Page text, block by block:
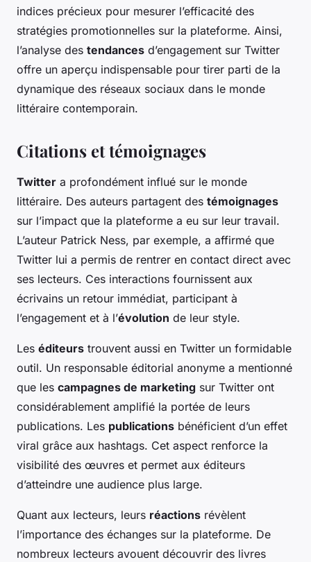
indices précieux pour mesurer l’efficacité des
stratégies promotionnelles sur la plateforme. Ainsi,
l’analyse des tendances d’engagement sur Twitter
offre un aperçu indispensable pour tirer parti de la
dynamique des réseaux sociaux dans le monde
littéraire contemporain.
Citations et témoignages
Twitter a profondément influé sur le monde
littéraire. Des auteurs partagent des témoignages
sur l’impact que la plateforme a eu sur leur travail.
L’auteur Patrick Ness, par exemple, a affirmé que
Twitter lui a permis de rentrer en contact direct avec
ses lecteurs. Ces interactions fournissent aux
écrivains un retour immédiat, participant à
l’engagement et à l’évolution de leur style.
Les éditeurs trouvent aussi en Twitter un formidable
outil. Un responsable éditorial anonyme a mentionné
que les campagnes de marketing sur Twitter ont
considérablement amplifié la portée de leurs
publications. Les publications bénéficient d’un effet
viral grâce aux hashtags. Cet aspect renforce la
visibilité des œuvres et permet aux éditeurs
d’atteindre une audience plus large.
Quant aux lecteurs, leurs réactions révèlent
l’importance des échanges sur la plateforme. De
nombreux lecteurs avouent découvrir des livres